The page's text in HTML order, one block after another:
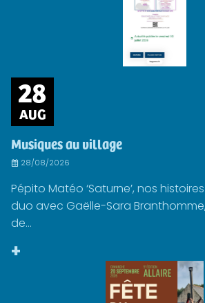
28
AUG
Musiques au village
28/08/2026
Pépito Matéo ‘Saturne’, nos
duo avec Gaëlle-Sara
de...
+